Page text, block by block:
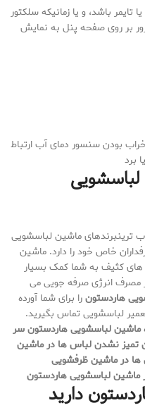
تایمر باشد، و یا زمانیکه سلکتور
بر روی صفحه پنل به نمایش
بودن سنسور دمای آب ارتباط
برد
ترینبرندهای ماشین لباسشویی
خاص خود را دارد. ماشین
کثیف به شما کمک بسیار
مصرف انرژی صرفه جویی می
هاردستونرا برای شما آورده
لباسشویی تماس بگیرید.
لباسشویی هاردستونسر
تمیز نشدن لباس ها در ماشین
در ماشین ظرفشویی
لباسشویی هاردستون
دارید